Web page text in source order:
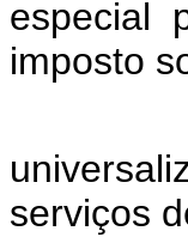
especial
imposto
XII -
serviços